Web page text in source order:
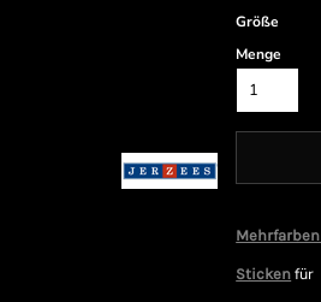
Größe
Menge
Sticken für